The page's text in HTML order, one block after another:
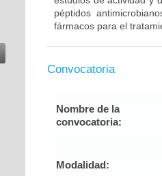
péptidos
fármacos para el
Convocatoria
Nombre de la
convocatoria:
Modalidad: